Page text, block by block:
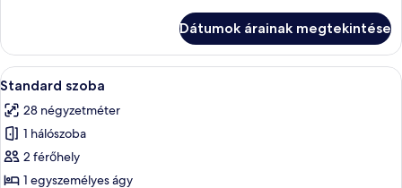
franciaágy
(nagyméretű)
franciaágy
további
Dátumok árainak megtekintése
A
következő
szoba
összes
képének
megtekintése:
Egy fehér ágyneművel megterített
6
Standard szoba
28 négyzetméter
1 hálószoba
2 férőhely
1 egyszemélyes ágy